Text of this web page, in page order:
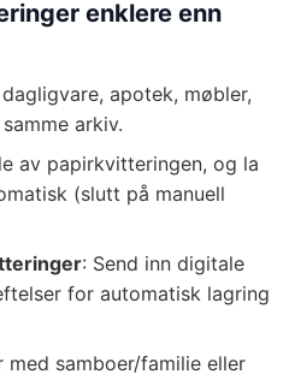
enklere enn
apotek, møbler,
arkiv.
av papirkvitteringen, og la
(slutt på manuell
: Send inn digitale
for automatisk lagring
med samboer/familie eller